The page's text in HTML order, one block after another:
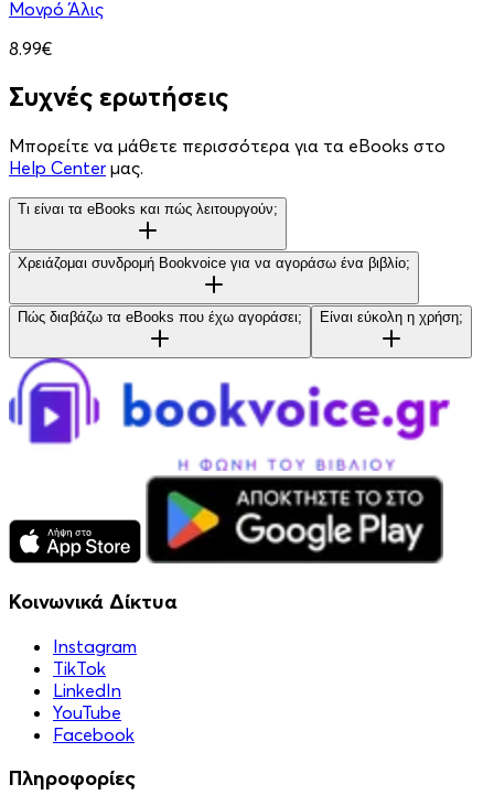
Μονρό Άλις
8.99€
Συχνές ερωτήσεις
Μπορείτε να μάθετε περισσότερα για τα eBooks στο
Help Center μας.
Τι είναι τα eBooks και πώς λειτουργούν;
Χρειάζομαι συνδρομή Bookvoice για να αγοράσω ένα βιβλίο;
Πώς διαβάζω τα eBooks που έχω αγοράσει; Είναι εύκολη η χρήση;
Κοινωνικά Δίκτυα
Instagram
TikTok
LinkedIn
YouTube
Facebook
Πληροφορίες